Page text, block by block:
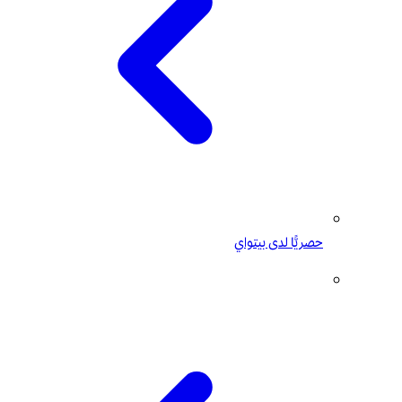
حصريًّا لدى بيتواي